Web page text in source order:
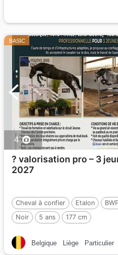
BASIC
4
? valorisation pro – 3
2027
Cheval à confier Etalon
Noir
5 ans 177 cm
Belgique Liège Particulier